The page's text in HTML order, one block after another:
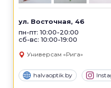
ул. Восточная, 46
пн-пт: 10:00-20:00
сб-вс: 10:00-19:00
Универсам «Рига»
halvaoptik.by